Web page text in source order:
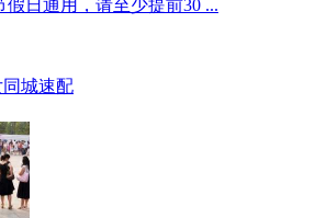
假日通用，请至少提前30 ...
城速配